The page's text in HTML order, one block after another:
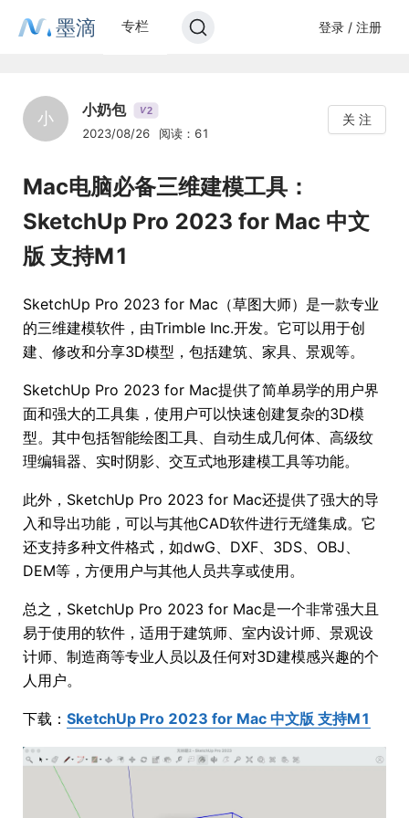
墨滴 专栏 登录 / 注册
小 小奶包 V2
2023/08/26 阅读：61
关 注
Mac电脑必备三维建模工具：
SketchUp Pro 2023 for Mac 中文
版 支持M1
SketchUp Pro 2023 for Mac（草图大师）是一款专业
的三维建模软件，由Trimble Inc.开发。它可以用于创
建、修改和分享3D模型，包括建筑、家具、景观等。
SketchUp Pro 2023 for Mac提供了简单易学的用户界
面和强大的工具集，使用户可以快速创建复杂的3D模
型。其中包括智能绘图工具、自动生成几何体、高级纹
理编辑器、实时阴影、交互式地形建模工具等功能。
此外，SketchUp Pro 2023 for Mac还提供了强大的导
入和导出功能，可以与其他CAD软件进行无缝集成。它
还支持多种文件格式，如dwG、DXF、3DS、OBJ、
DEM等，方便用户与其他人员共享或使用。
总之，SketchUp Pro 2023 for Mac是一个非常强大且
易于使用的软件，适用于建筑师、室内设计师、景观设
计师、制造商等专业人员以及任何对3D建模感兴趣的个
人用户。
下载： SketchUp Pro 2023 for Mac 中文版 支持M1